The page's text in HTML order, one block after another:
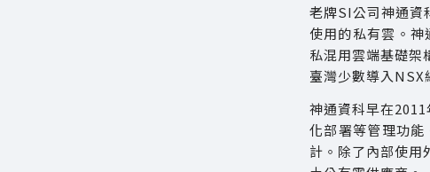
老牌SI公司神通資
使用的私有雲。
私混用雲端基礎架
臺灣少數導入NSX
神通資科早在
化部署等管理功
計。除了內部使